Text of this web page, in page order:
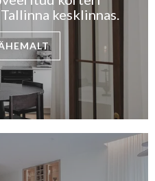
kesklinnas.